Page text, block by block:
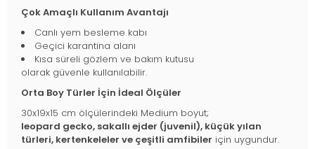
Çok Amaçlı Kullanım Avantajı
Canlı yem besleme kabı
Geçici karantina alanı
Kısa süreli gözlem ve bakım kutusu
olarak güvenle kullanılabilir.
Orta Boy Türler İçin İdeal Ölçüler
30x19x15 cm ölçülerindeki Medium boyut;
leopard gecko, sakallı ejder (juvenil), küçük yılan
türleri, kertenkeleler ve çeşitli amfibiler için uygundur.